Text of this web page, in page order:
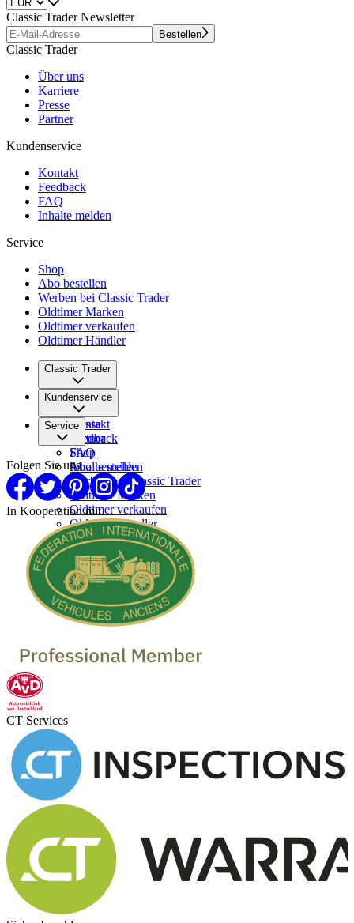
Classic Trader Newsletter
Bestellen
Classic Trader
Über uns
Karriere
Presse
Partner
Kundenservice
Kontakt
Feedback
FAQ
Inhalte melden
Service
Shop
Abo bestellen
Werben bei Classic Trader
Oldtimer Marken
Oldtimer verkaufen
Oldtimer Händler
Classic Trader
Über uns
Karriere
Presse
Partner
Kundenservice
Kontakt
Feedback
FAQ
Inhalte melden
Service
Shop
Abo bestellen
Werben bei Classic Trader
Oldtimer Marken
Oldtimer verkaufen
Oldtimer Händler
Folgen Sie uns
In Kooperation mit
CT Services